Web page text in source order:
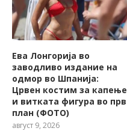
Ева Лонгорија во
заводливо издание на
одмор во Шпанија:
Црвен костим за капење
и витката фигура во прв
план (ФОТО)
август 9, 2026